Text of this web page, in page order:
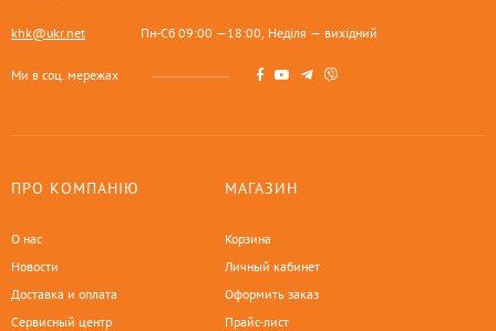
khk@ukr.net Пн-Сб 09:00 —18:00, Неділя — вихідний
Ми в соц. мережах
ПРО КОМПАНІЮ
О нас
Новости
Доставка и оплата
Сервисный центр
МАГАЗИН
Корзина
Личный кабинет
Оформить заказ
Прайс-лист